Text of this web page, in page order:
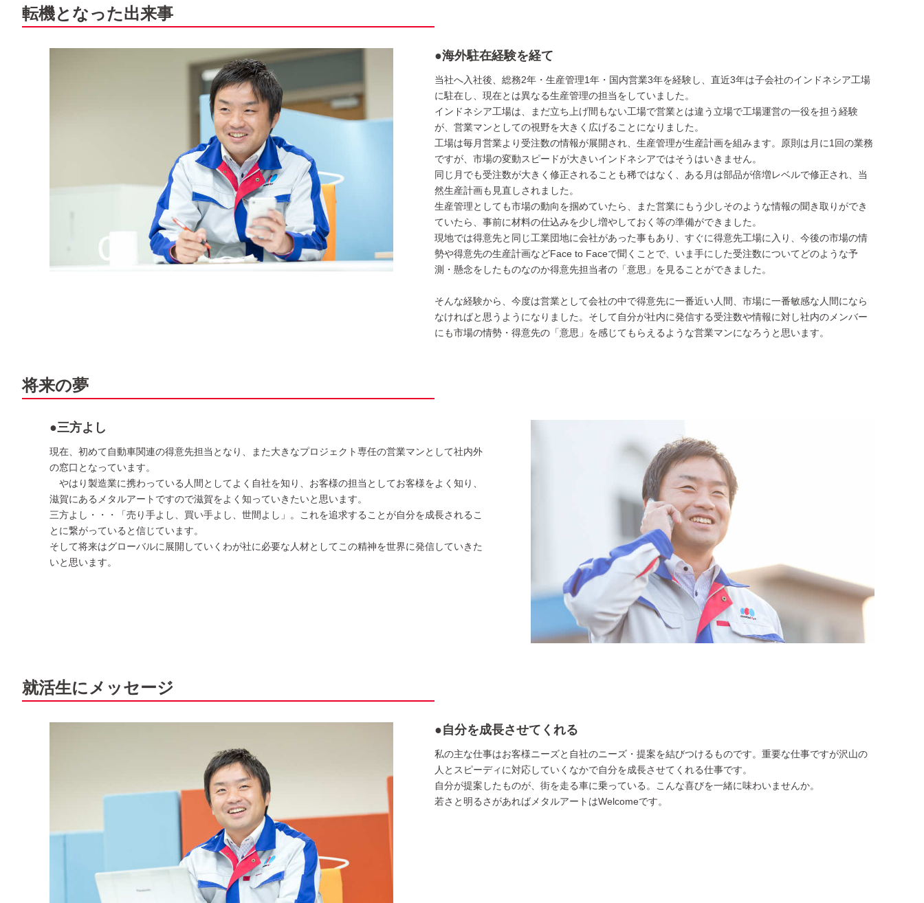
転機となった出来事
●海外駐在経験を経て
当社へ入社後、総務2年・生産管理1年・国内営業3年を経験し、直近3年は子会社のインドネシア工場
に駐在し、現在とは異なる生産管理の担当をしていました。
インドネシア工場は、まだ立ち上げ間もない工場で営業とは違う立場で工場運営の一役を担う経験
が、営業マンとしての視野を大きく広げることになりました。
工場は毎月営業より受注数の情報が展開され、生産管理が生産計画を組みます。原則は月に1回の業務
ですが、市場の変動スピードが大きいインドネシアではそうはいきません。
同じ月でも受注数が大きく修正されることも稀ではなく、ある月は部品が倍増レベルで修正され、当
然生産計画も見直しされました。
生産管理としても市場の動向を掴めていたら、また営業にもう少しそのような情報の聞き取りができ
ていたら、事前に材料の仕込みを少し増やしておく等の準備ができました。
現地では得意先と同じ工業団地に会社があった事もあり、すぐに得意先工場に入り、今後の市場の情
勢や得意先の生産計画などFace to Faceで聞くことで、いま手にした受注数についてどのような予
測・懸念をしたものなのか得意先担当者の「意思」を見ることができました。
そんな経験から、今度は営業として会社の中で得意先に一番近い人間、市場に一番敏感な人間になら
なければと思うようになりました。そして自分が社内に発信する受注数や情報に対し社内のメンバー
にも市場の情勢・得意先の「意思」を感じてもらえるような営業マンになろうと思います。
将来の夢
●三方よし
現在、初めて自動車関連の得意先担当となり、また大きなプロジェクト専任の営業マンとして社内外
の窓口となっています。
やはり製造業に携わっている人間としてよく自社を知り、お客様の担当としてお客様をよく知り、
滋賀にあるメタルアートですので滋賀をよく知っていきたいと思います。
三方よし・・・「売り手よし、買い手よし、世間よし」。これを追求することが自分を成長されるこ
とに繋がっていると信じています。
そして将来はグローバルに展開していくわが社に必要な人材としてこの精神を世界に発信していきた
いと思います。
就活生にメッセージ
●自分を成長させてくれる
私の主な仕事はお客様ニーズと自社のニーズ・提案を結びつけるものです。重要な仕事ですが沢山の
人とスピーディに対応していくなかで自分を成長させてくれる仕事です。
自分が提案したものが、街を走る車に乗っている。こんな喜びを一緒に味わいませんか。
若さと明るさがあればメタルアートはWelcomeです。